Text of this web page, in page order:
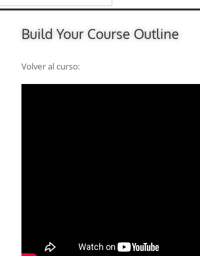
Build Your Course Outline
Volver al curso: